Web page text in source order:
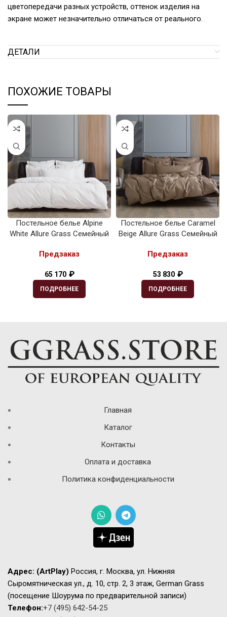
цветопередачи разных устройств, оттенок изделия на
экране может незначительно отличаться от реального.
ДЕТАЛИ
ПОХОЖИЕ ТОВАРЫ
Постельное белье Alpine
White Allure Grass Семейный
Предзаказ
65 170 ₽
ПОДРОБНЕЕ
Постельное белье Caramel
Beige Allure Grass Семейный
Предзаказ
53 830 ₽
ПОДРОБНЕЕ
Главная
Каталог
Контакты
Оплата и доставка
Политика конфиденциальности
Адрес: (ArtPlay) Россия, г. Москва, ул. Нижняя
Сыромятническая ул., д. 10, стр. 2, 3 этаж, German Grass
(посещение Шоурума по предварительной записи)
Телефон:+7 (495) 642-54-25